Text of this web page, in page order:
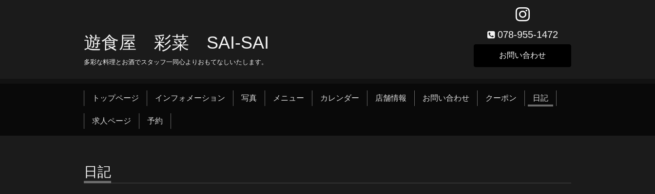
遊食屋 彩菜 SAI‐SAI
多彩な料理とお酒でスタッフ一同心よりおもてなしいたします。
078-955-1472
お問い合わせ
トップページ インフォメーション 写真 メニュー カレンダー 店舗情報 お問い合わせ クーポン 日記
求人ページ 予約
日記